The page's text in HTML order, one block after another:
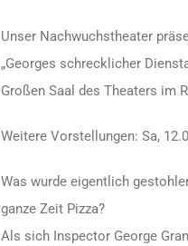
Unser Nachwuchstheater
„Georges schrecklicher
Großen Saal des Theaters im
Weitere Vorstellungen: Sa,
Was wurde eigentlich
ganze Zeit Pizza?
Als sich Inspector George